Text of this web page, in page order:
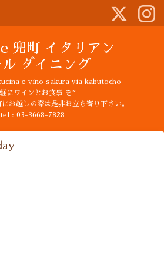
兜町 イタリアン
ル ダイニング
e vino sakura via kabutocho
にワインとお食事 を~
お越しの際は是非お立ち寄り下さい。
tel : 03-3668-7828